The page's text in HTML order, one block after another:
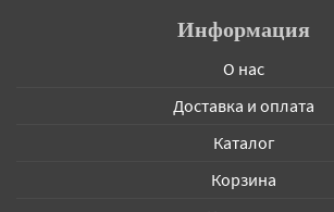
Информация
О нас
Доставка и оплата
Каталог
Корзина